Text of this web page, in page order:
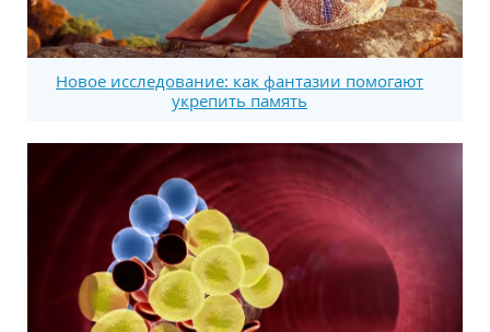
Новое исследование: как фантазии помогают
укрепить память